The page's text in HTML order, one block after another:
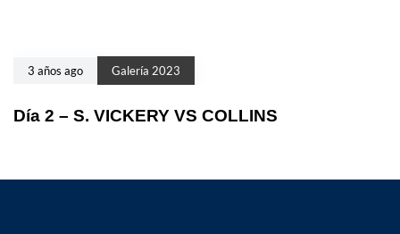
3 años ago Galería 2023
Día 2 – S. VICKERY VS COLLINS